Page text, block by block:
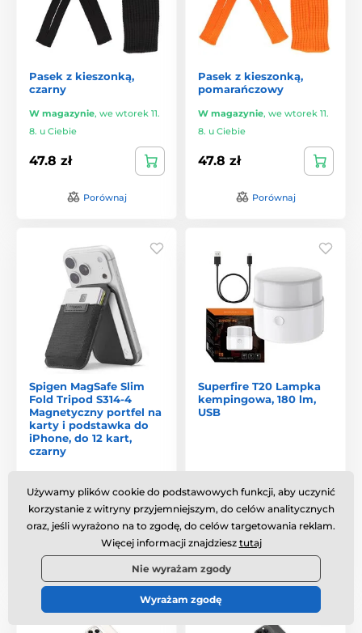
Pasek z kieszonką,
czarny
W magazynie, we wtorek 11.
8. u Ciebie
47.8 zł
Porównaj
Pasek z kieszonką,
pomarańczowy
W magazynie, we wtorek 11.
8. u Ciebie
47.8 zł
Porównaj
Spigen MagSafe Slim
Fold Tripod S314-4
Magnetyczny portfel na
karty i podstawka do
iPhone, do 12 kart,
czarny
W magazynie,we wtorek 11.
8. u Ciebie
94.1 zł
Porównaj
Superfire T20 Lampka
kempingowa, 180 lm,
USB
W magazynie,we wtorek 11.
8. u Ciebie
32.4 zł
Porównaj
Używamy plików cookie do podstawowych funkcji, aby uczynić
korzystanie z witryny przyjemniejszym, do celów analitycznych
oraz, jeśli wyrażono na to zgodę, do celów targetowania reklam.
Więcej informacji znajdziesz tutaj
Nie wyrażam zgody
Wyrażam zgodę